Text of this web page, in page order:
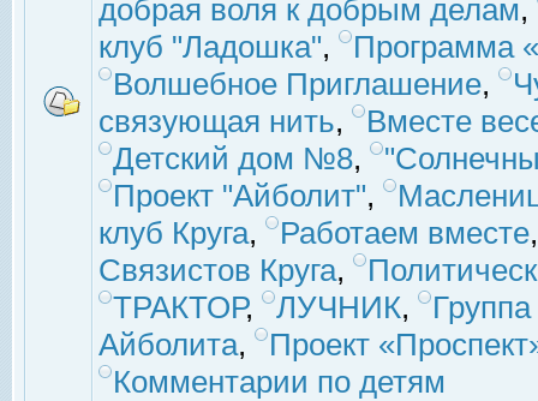
добрая воля к добрым делам,
клуб "Ладошка",
Программа
Волшебное Приглашение,
связующая нить,
Вместе
Детский дом №8,
Проект "Айболит",
клуб Круга, Работаем вместе
Связистов Круга,
ТРАКТОР, ЛУЧНИК,
Айболита,
Проект
Комментарии по детям